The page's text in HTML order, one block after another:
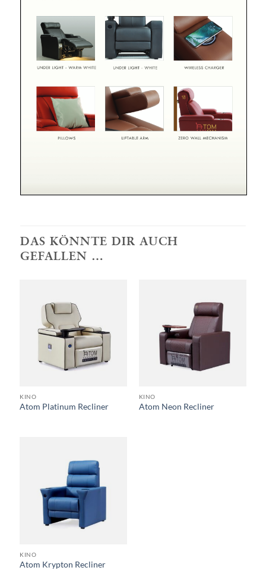
DAS KÖNNTE DIR AUCH
GEFALLEN …
KINO
Atom Platinum Recliner
KINO
Atom Neon Recliner
KINO
Atom Krypton Recliner